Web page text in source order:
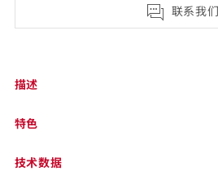
联系我们
描述
特色
技术数据